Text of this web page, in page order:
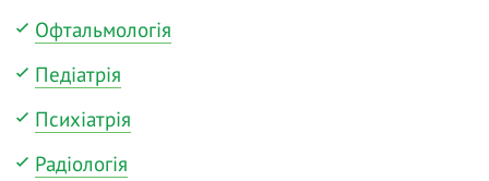
Офтальмологія
Педіатрія
Психіатрія
Радіологія